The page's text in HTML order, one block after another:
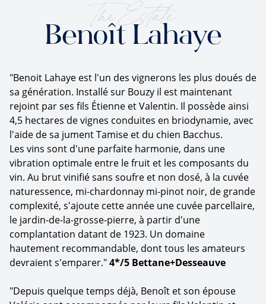
The Estate
Benoît Lahaye
"Benoit Lahaye est l'un des vignerons les plus doués de
sa génération. Installé sur Bouzy il est maintenant
rejoint par ses fils Étienne et Valentin. Il possède ainsi
4,5 hectares de vignes conduites en briodynamie, avec
l'aide de sa jument Tamise et du chien Bacchus.
Les vins sont d'une parfaite harmonie, dans une
vibration optimale entre le fruit et les composants du
vin. Au brut vinifié sans soufre et non dosé, à la cuvée
naturessence, mi-chardonnay mi-pinot noir, de grande
complexité, s'ajoute cette année une cuvée parcellaire,
le jardin-de-la-grosse-pierre, à partir d'une
complantation datant de 1923. Un domaine
hautement recommandable, dont tous les amateurs
devraient s'emparer."4*/5 Bettane+Desseauve
"Depuis quelque temps déjà, Benoît et son épouse